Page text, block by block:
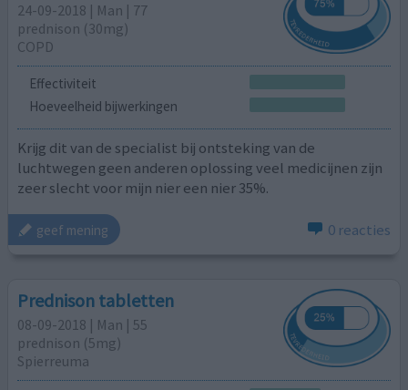
24-09-2018 | Man | 77
prednison (30mg)
COPD
Effectiviteit
Hoeveelheid bijwerkingen
Krijg dit van de specialist bij ontsteking van de
luchtwegen geen anderen oplossing veel medicijnen zijn
zeer slecht voor mijn nier een nier 35%.
geef mening 0 reacties
Prednison tabletten
08-09-2018 | Man | 55
prednison (5mg)
Spierreuma